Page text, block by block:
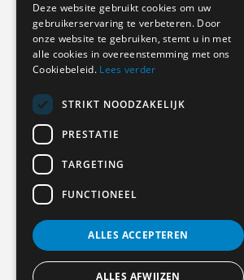
ENGLISH
Deze website gebruikt cookies om uw
gebruikerservaring te verbeteren. Door
onze website te gebruiken, stemt u in met
alle cookies in overeenstemming met ons
Cookiebeleid. Lees verder
STRIKT NOODZAKELIJK
PRESTATIE
TARGETING
FUNCTIONEEL
ALLES ACCEPTEREN
ALLES AFWIJZEN